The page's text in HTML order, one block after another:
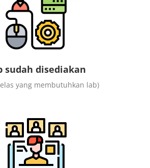
sudah disediakan
yang membutuhkan lab)